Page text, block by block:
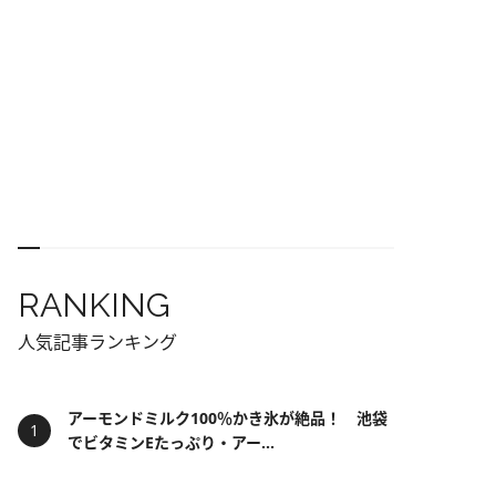
RANKING
人気記事ランキング
アーモンドミルク100％かき氷が絶品！ 池袋
でビタミンEたっぷり・アー...